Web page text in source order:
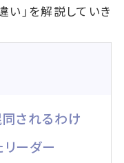
い」を解説していき
されるわけ
ーダー